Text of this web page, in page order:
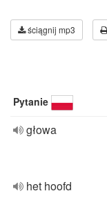
ściągnij mp3
Pytanie
głowa
het hoofd